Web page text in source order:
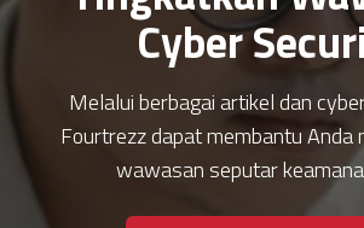
Cyber
Melalui berbagai artikel dan
Fourtrezz dapat membantu Anda
wawasan seputar